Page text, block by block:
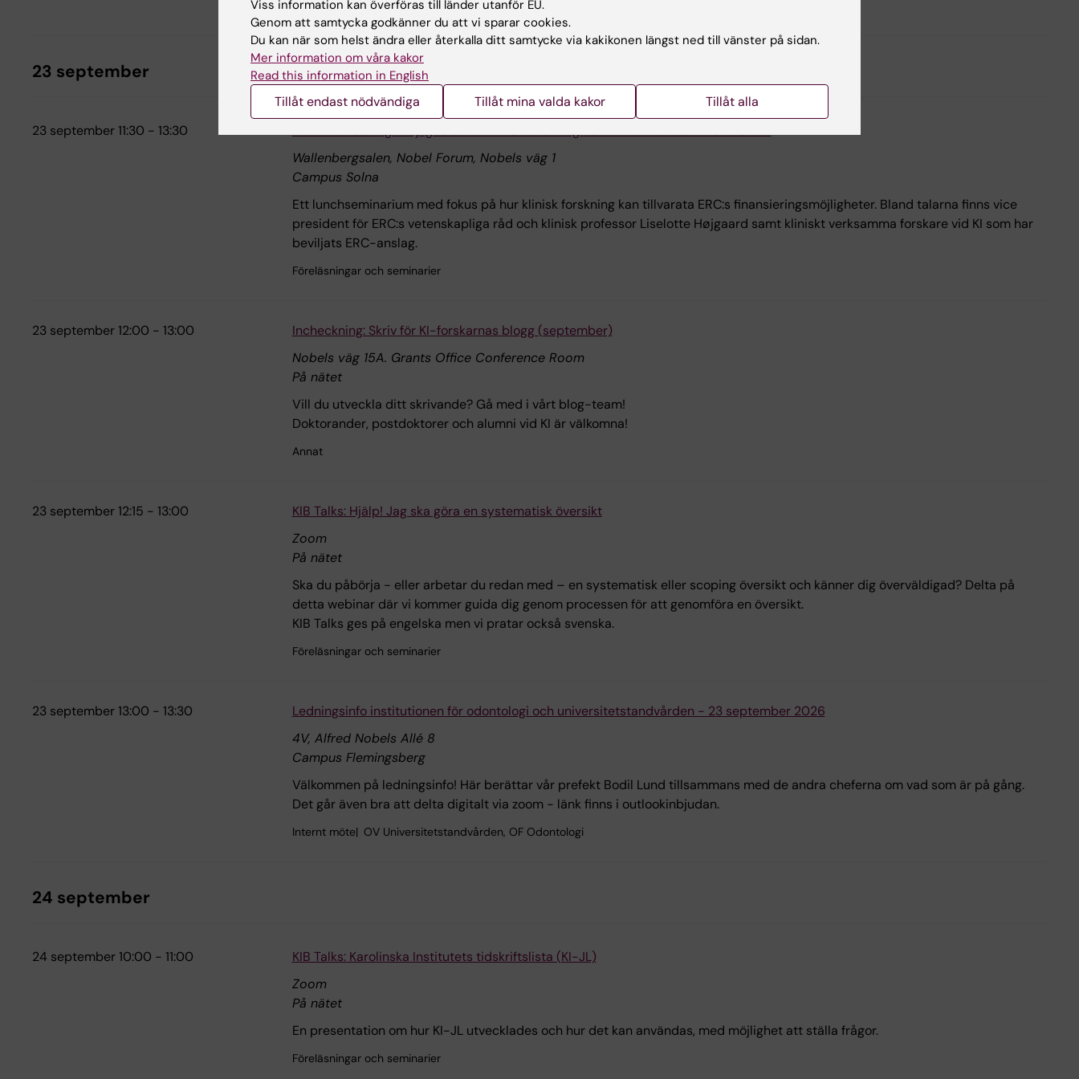
Föreläsningar och seminarier
23 september
23 september 11:30 - 13:30
Wallenbergsalen, Nobel Forum, Nobels väg 1
Campus Solna
Ett lunchseminarium med fokus på hur klinisk forskning kan tillvarata ERC:s finansieringsmöjligheter. Bland talarna finns vice
president för ERC:s vetenskapliga råd och klinisk professor Liselotte Højgaard samt kliniskt verksamma forskare vid KI som har
beviljats ERC-anslag.
Föreläsningar och seminarier
23 september 12:00 - 13:00
Incheckning: Skriv för KI-forskarnas blogg (september)
Nobels väg 15A. Grants Office Conference Room
På nätet
Vill du utveckla ditt skrivande? Gå med i vårt blog-team!
Doktorander, postdoktorer och alumni vid KI är välkomna!
Annat
23 september 12:15 - 13:00
KIB Talks: Hjälp! Jag ska göra en systematisk översikt
Zoom
På nätet
Ska du påbörja - eller arbetar du redan med – en systematisk eller scoping översikt och känner dig överväldigad? Delta på
detta webinar där vi kommer guida dig genom processen för att genomföra en översikt.
KIB Talks ges på engelska men vi pratar också svenska.
Föreläsningar och seminarier
23 september 13:00 - 13:30
Ledningsinfo institutionen för odontologi och universitetstandvården - 23 september 2026
4V, Alfred Nobels Allé 8
Campus Flemingsberg
Välkommen på ledningsinfo! Här berättar vår prefekt Bodil Lund tillsammans med de andra cheferna om vad som är på gång.
Det går även bra att delta digitalt via zoom - länk finns i outlookinbjudan.
Internt möte OV Universitetstandvården, OF Odontologi
24 september
24 september 10:00 - 11:00
KIB Talks: Karolinska Institutets tidskriftslista (KI-JL)
Zoom
På nätet
En presentation om hur KI-JL utvecklades och hur det kan användas, med möjlighet att ställa frågor.
Föreläsningar och seminarier
Viss information kan överföras till länder utanför EU.
Genom att samtycka godkänner du att vi sparar cookies.
Du kan när som helst ändra eller återkalla ditt samtycke via kakikonen längst ned till vänster på sidan.
Mer information om våra kakor
Read this information in English
Tillåt endast nödvändiga Tillåt mina valda kakor Tillåt alla